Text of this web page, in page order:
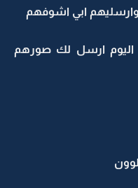
ابي اشوفهم
ارسل لك صورهم